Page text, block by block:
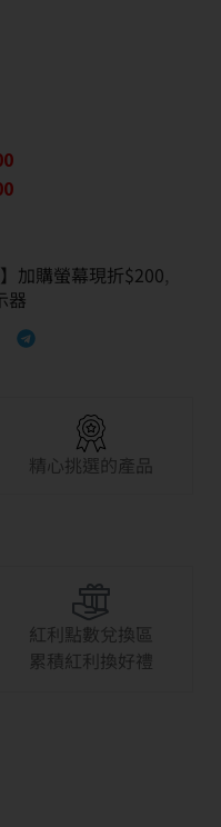
加購螢幕現折$200,
器
精心挑選的產品
紅利點數兌換區
累積紅利換好禮